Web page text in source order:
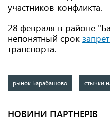
участников конфликта.
28 февраля в районе
непонятный срок
транспорта.
рынок Барабашово стычки